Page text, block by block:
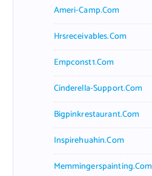
Ameri-Camp.com
Hrsreceivables.com
Empconst1.com
Cinderella-Support.com
Bigpinkrestaurant.com
Inspirehuahin.com
Memmingerspainting.com